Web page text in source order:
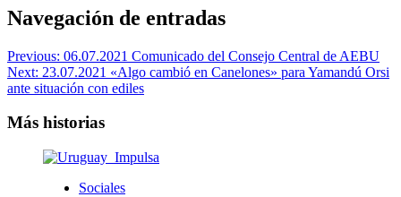
Navegación de entradas
Previous: 06.07.2021 Comunicado del Consejo Central de AEBU
Next: 23.07.2021 «Algo cambió en Canelones» para Yamandú Orsi
ante situación con ediles
Más historias
Sociales